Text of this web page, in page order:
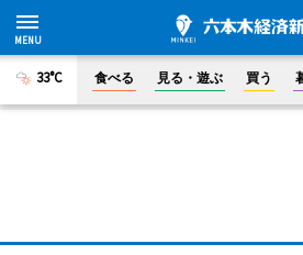
33°C 食べる 見る・遊ぶ 買う